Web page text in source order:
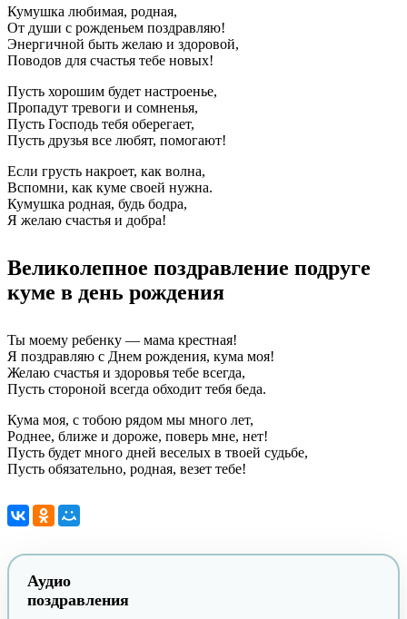
Кумушка любимая, родная,
От души с рожденьем поздравляю!
Энергичной быть желаю и здоровой,
Поводов для счастья тебе новых!
Пусть хорошим будет настроенье,
Пропадут тревоги и сомненья,
Пусть Господь тебя оберегает,
Пусть друзья все любят, помогают!
Если грусть накроет, как волна,
Вспомни, как куме своей нужна.
Кумушка родная, будь бодра,
Я желаю счастья и добра!
Великолепное поздравление подруге
куме в день рождения
Ты моему ребенку — мама крестная!
Я поздравляю с Днем рождения, кума моя!
Желаю счастья и здоровья тебе всегда,
Пусть стороной всегда обходит тебя беда.
Кума моя, с тобою рядом мы много лет,
Роднее, ближе и дороже, поверь мне, нет!
Пусть будет много дней веселых в твоей судьбе,
Пусть обязательно, родная, везет тебе!
Аудио
поздравления